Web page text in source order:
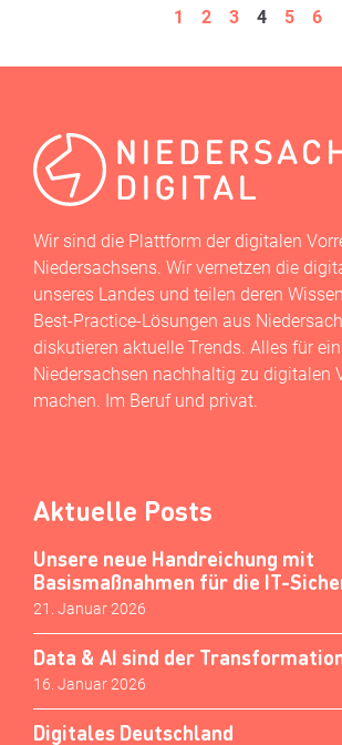
1 2 3 4 5 6
Wir sind die Plattform der digitalen
Niedersachsens. Wir vernetzen die
unseres Landes und teilen deren
Best-Practice-Lösungen aus
diskutieren aktuelle Trends. Alles für
Niedersachsen nachhaltig zu digitalen
machen. Im Beruf und privat.
Aktuelle Posts
Unsere neue Handreichung mit
Basismaßnahmen für die IT-
21. Januar 2026
Data & AI sind der
16. Januar 2026
Digitales Deutschland